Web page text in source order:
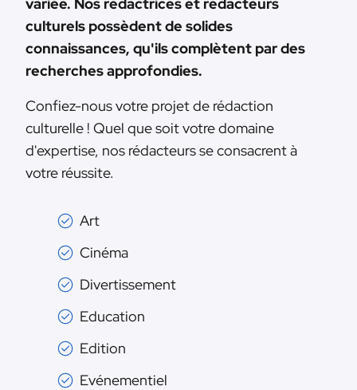
culturels possèdent de solides
connaissances, qu'ils complètent par des
recherches approfondies.
Confiez-nous votre projet de rédaction
culturelle ! Quel que soit votre domaine
d'expertise, nos rédacteurs se consacrent à
votre réussite.
Art
Cinéma
Divertissement
Education
Edition
Evénementiel